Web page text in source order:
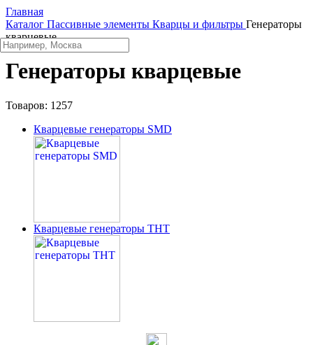
Главная
Каталог Пассивные элементы Кварцы и фильтры Генераторы
кварцевые
Генераторы кварцевые
Товаров: 1257
Кварцевые генераторы SMD
Кварцевые генераторы THT